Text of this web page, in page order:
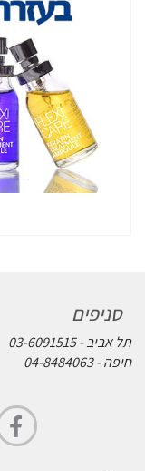
סניפים
תל אביב-
03-6091515
חיפה-
04-8484063